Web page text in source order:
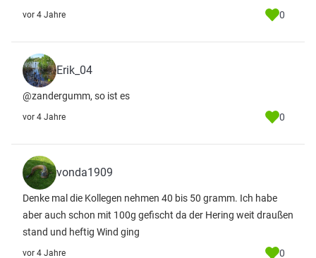
vor 4 Jahre 0
Erik_04
@zandergumm, so ist es
vor 4 Jahre 0
vonda1909
Denke mal die Kollegen nehmen 40 bis 50 gramm. Ich habe
aber auch schon mit 100g gefischt da der Hering weit draußen
stand und heftig Wind ging
vor 4 Jahre 0